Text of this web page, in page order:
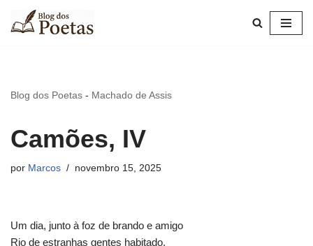
Pular
Blog dos Poetas - Machado de Assis
Camões, IV
por Marcos novembro 15, 2025
Um dia, junto à foz de brando e amigo
Rio de estranhas gentes habitado,